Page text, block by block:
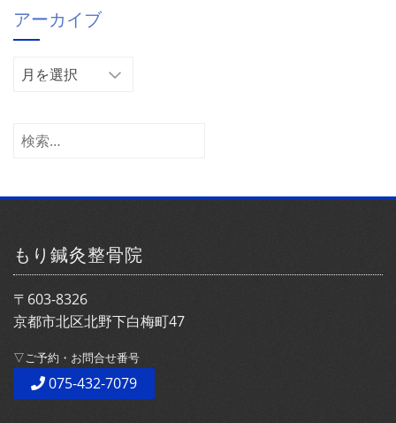
リ
ー
アーカイブ
ア
イ
検
もり鍼灸整骨院
〒603-8326
京都市北区北野下白梅町47
▽ご予約・お問合せ番号
075-432-7079